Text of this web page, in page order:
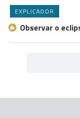
EXPLICADOR
Observar o